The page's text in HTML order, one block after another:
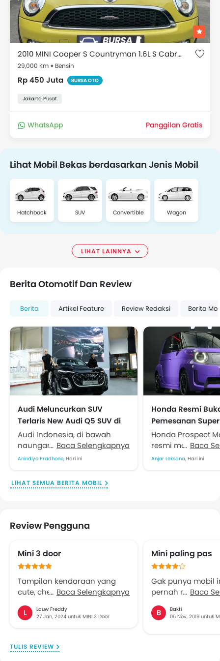
2010 MINI Cooper S Countryman 1.6L S Cabrio
29,000 Km Bensin
Rp 450 Juta BURSA OTO
Jakarta Pusat
WhatsApp Panggilan Gratis
Lihat Mobil Bekas berdasarkan Jenis Mobil
Hatchback SUV Convertible Wagon
LIHAT LAINNYA
Berita Otomotif Dan Review
Berita Artikel Feature Review Redaksi Berita
Audi Meluncurkan SUV
Terlaris New Audi Q5 SUV di
GIIAS 2026
Audi Indonesia, di bawah
naungan PT Garuda Mataram
Motor, meluncurkan The New
Baca Selengkapnya
Anindiyo Pradhono, Hari ini
Honda Resmi
Pemesanan
Harga Rp438 Juta
Jakarta
Honda Prospect
resmi membuka
EV Super-ONE
Baca
Anjar Leksana, Hari ini
LIHAT SEMUA BERITA MOBIL
Review Pengguna
Mini 3 door
Tampilan kendaraan yang
cute, cheerful, tiny, serba
atmosphere interior dengan
Baca Selengkapnya
L
Lauw Freddy
27 Jan, 2024 untuk MINI 3 Door
Mini paling pas
Gak punya mobil
pernah
countryman ya
Baca
B
Bakti
05 Nov, 2019 untuk
TULIS REVIEW